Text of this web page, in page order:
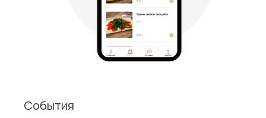
События